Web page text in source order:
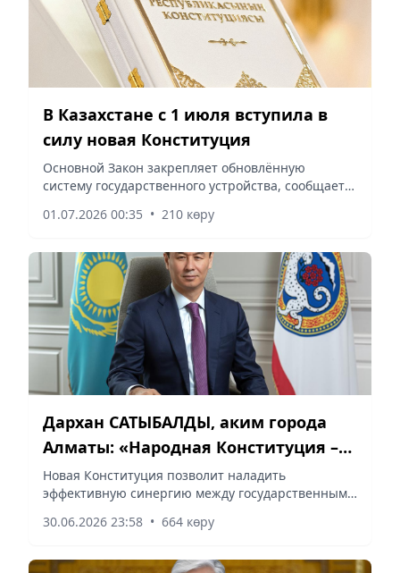
В Казахстане с 1 июля вступила в
силу новая Конституция
Основной Закон закрепляет обновлённую
систему государственного устройства, сообщает
01.07.2026 00:35 • 210 көру
Дархан САТЫБАЛДЫ, аким города
Алматы: «Народная Конституция –
правовой фундамент
Справедливого Казахстана»
Новая Конституция позволит наладить
эффективную синергию между государственными
30.06.2026 23:58 • 664 көру